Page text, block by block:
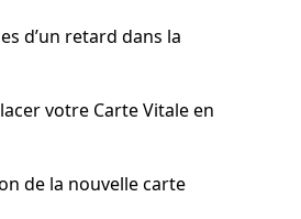
d’un retard dans la
votre Carte Vitale en
de la nouvelle carte